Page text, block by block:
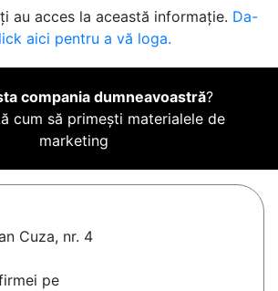
au acces la această informație. Da-
aici pentru a vă loga.
compania dumneavoastră?
cum să primești materialele de
marketing
Cuza, nr. 4
pe